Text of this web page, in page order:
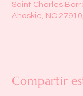
Saint Charles
Ahoskie, NC
Compartir